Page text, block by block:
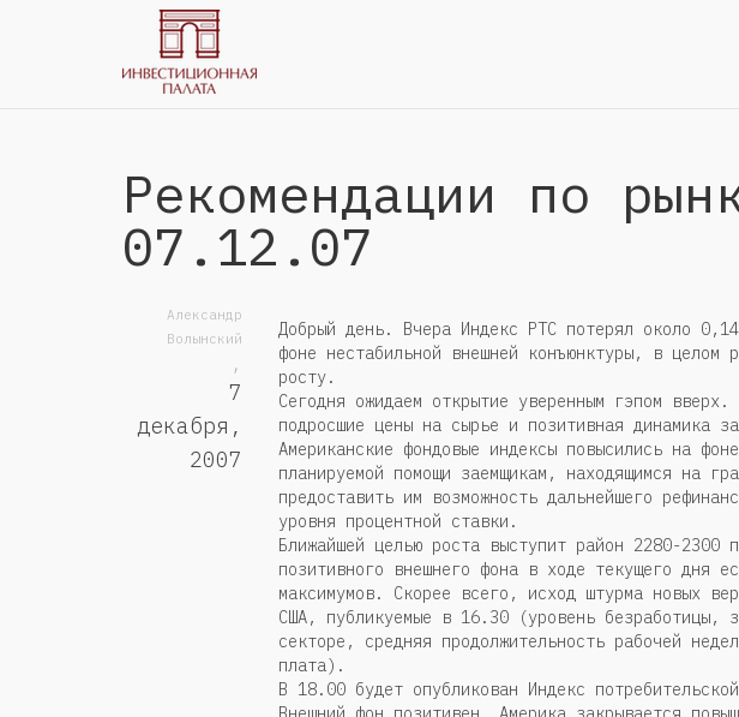
Рекомендации по
07.12.07
Александр
Волынский
,
7
декабря,
2007
Добрый день. Вчера Индекс РТС потерял около
фоне нестабильной внешней конъюнктуры, в целом
росту.
Сегодня ожидаем открытие уверенным гэпом вверх.
подросшие цены на сырье и позитивная динамика
Американские фондовые индексы повысились на
планируемой помощи заемщикам, находящимся на
предоставить им возможность дальнейшего
уровня процентной ставки.
Ближайшей целью роста выступит район 2280-2300
позитивного внешнего фона в ходе текущего дня
максимумов. Скорее всего, исход штурма новых
США, публикуемые в 16.30 (уровень безработицы,
секторе, средняя продолжительность рабочей
плата).
В 18.00 будет опубликован Индекс